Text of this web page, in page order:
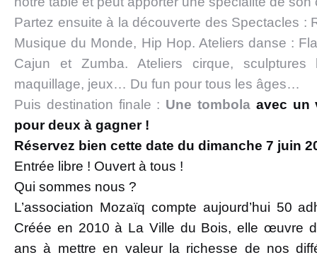
Partez ensuite à la découverte des Spectacles :
Musique du Monde, Hip Hop. Ateliers danse :
Cajun et Zumba. Ateliers cirque, sculptures
maquillage, jeux… Du fun pour tous les âges…
Puis destination finale : Une tombola avec un
pour deux à gagner !
Réservez bien cette date du dimanche 7 juin
Entrée libre ! Ouvert à tous !
Qui sommes nous ?
L’association Mozaïq compte aujourd’hui 50
Créée en 2010 à La Ville du Bois, elle œuvre
ans à mettre en valeur la richesse de nos